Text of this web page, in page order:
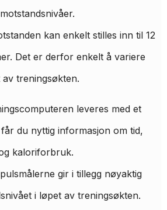
kan enkelt stilles inn til 12
Det er derfor enkelt å variere
treningsøkten.
leveres med et
du nyttig informasjon om tid,
kaloriforbruk.
gir i tillegg nøyaktig
i løpet av treningsøkten.